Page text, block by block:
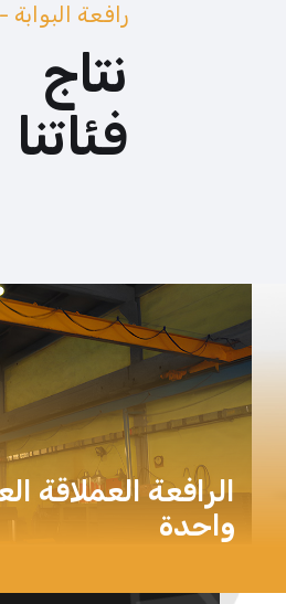
رافعة
نتاج
فئاتنا
الرافعة العملاقة
واحدة